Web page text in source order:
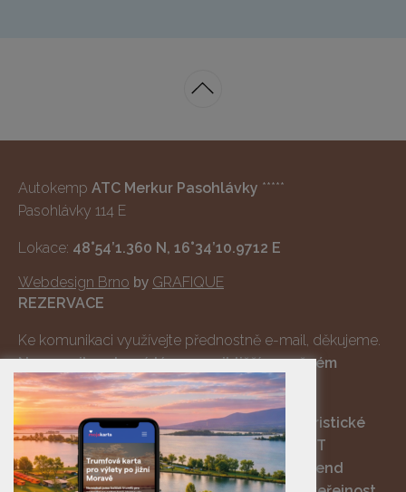
Autokemp ATC Merkur Pasohlávky *****
Pasohlávky 114 E
Lokace: 48°54’1.360 N, 16°34’10.9712 E
Webdesign Brno by GRAFIQUE
REZERVACE
Ke komunikaci využívejte přednostně e-mail, děkujeme.
Na e-maily odpovídáme v nejbližším možném
termínu, děkujeme za pochopení.
V době konání kulturních akcí Zahájení turistické
sezóny 8.-10. května 2026, EURO BIKE FEST
28.-31.května 2026 a Lucky Cruisers Weekend